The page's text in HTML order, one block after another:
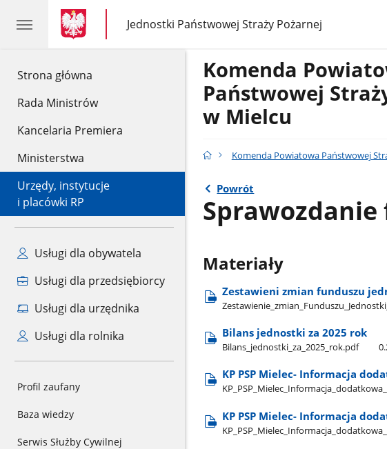
Strona główna
Rada Ministrów
Kancelaria Premiera
Ministerstwa
Urzędy, instytucje
i placówki RP
Usługi dla obywatela
Usługi dla przedsiębiorcy
Usługi dla urzędnika
Usługi dla rolnika
Profil zaufany
Baza wiedzy
Serwis Służby Cywilnej
gov.pl
gov.pl
Jednostki Państwowej Straży Pożarnej
gov.pl
Jednostki
Państwowej
Komenda
Państwowej
w Mielcu
Komenda Powiatowa Państwowej
Powrót
Sprawozdanie
Materiały
Zestawieni zmian funduszu
Bilans jednostki za 2025 rok
Bilans​_jednostki​_za​_2025​_rok.pdf
KP PSP Mielec- Informacja
KP PSP Mielec- Informacja